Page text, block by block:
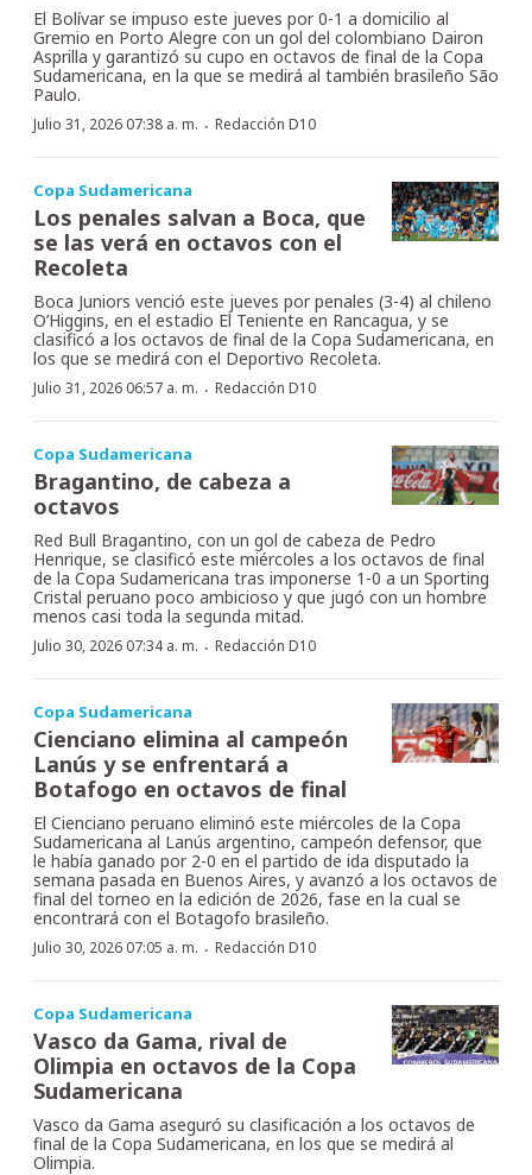
El Bolívar se impuso este jueves por 0-1 a domicilio al
Gremio en Porto Alegre con un gol del colombiano Dairon
Asprilla y garantizó su cupo en octavos de final de la Copa
Sudamericana, en la que se medirá al también brasileño São
Paulo.
Julio 31, 2026 07:38 a. m. · Redacción D10
Copa Sudamericana
Los penales salvan a Boca, que
se las verá en octavos con el
Recoleta
Boca Juniors venció este jueves por penales (3-4) al chileno
O’Higgins, en el estadio El Teniente en Rancagua, y se
clasificó a los octavos de final de la Copa Sudamericana, en
los que se medirá con el Deportivo Recoleta.
Julio 31, 2026 06:57 a. m. · Redacción D10
Copa Sudamericana
Bragantino, de cabeza a
octavos
Red Bull Bragantino, con un gol de cabeza de Pedro
Henrique, se clasificó este miércoles a los octavos de final
de la Copa Sudamericana tras imponerse 1-0 a un Sporting
Cristal peruano poco ambicioso y que jugó con un hombre
menos casi toda la segunda mitad.
Julio 30, 2026 07:34 a. m. · Redacción D10
Copa Sudamericana
Cienciano elimina al campeón
Lanús y se enfrentará a
Botafogo en octavos de final
El Cienciano peruano eliminó este miércoles de la Copa
Sudamericana al Lanús argentino, campeón defensor, que
le había ganado por 2-0 en el partido de ida disputado la
semana pasada en Buenos Aires, y avanzó a los octavos de
final del torneo en la edición de 2026, fase en la cual se
encontrará con el Botagofo brasileño.
Julio 30, 2026 07:05 a. m. · Redacción D10
Copa Sudamericana
Vasco da Gama, rival de
Olimpia en octavos de la Copa
Sudamericana
Vasco da Gama aseguró su clasificación a los octavos de
final de la Copa Sudamericana, en los que se medirá al
Olimpia.